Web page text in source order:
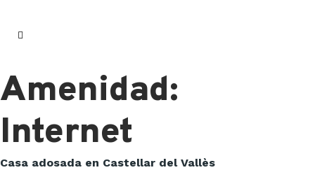
Amenidad:
Internet
Casa adosada en Castellar del Vallès